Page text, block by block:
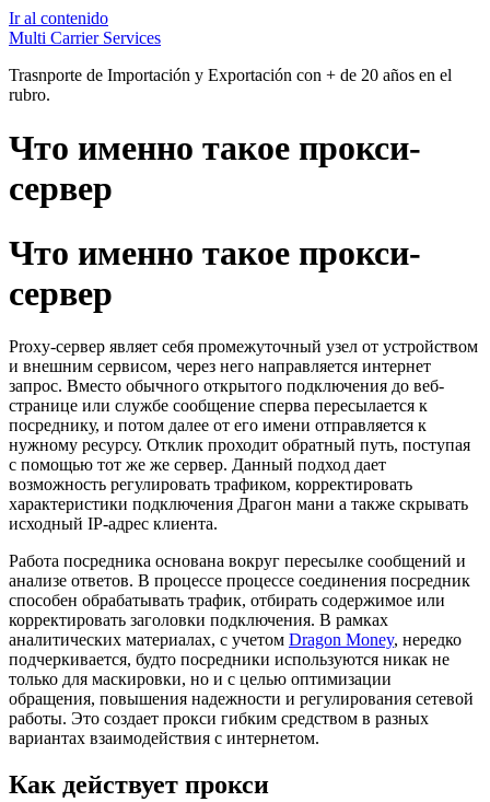
Ir al contenido
Multi Carrier Services
Trasnporte de Importación y Exportación con + de 20 años en el
rubro.
Что именно такое прокси-
сервер
Что именно такое прокси-
сервер
Proxy-сервер являет себя промежуточный узел от устройством
и внешним сервисом, через него направляется интернет
запрос. Вместо обычного открытого подключения до веб-
странице или службе сообщение сперва пересылается к
посреднику, и потом далее от его имени отправляется к
нужному ресурсу. Отклик проходит обратный путь, поступая
с помощью тот же же сервер. Данный подход дает
возможность регулировать трафиком, корректировать
характеристики подключения Драгон мани а также скрывать
исходный IP-адрес клиента.
Работа посредника основана вокруг пересылке сообщений и
анализе ответов. В процессе процессе соединения посредник
способен обрабатывать трафик, отбирать содержимое или
корректировать заголовки подключения. В рамках
аналитических материалах, с учетом Dragon Money, нередко
подчеркивается, будто посредники используются никак не
только для маскировки, но и с целью оптимизации
обращения, повышения надежности и регулирования сетевой
работы. Это создает прокси гибким средством в разных
вариантах взаимодействия с интернетом.
Как действует прокси